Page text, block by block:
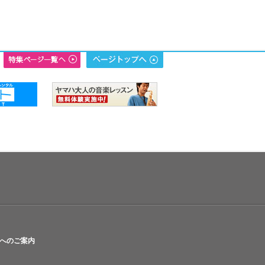
のご案内